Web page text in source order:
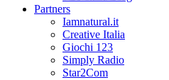
Partners
Iamnatural.it
Creative Italia
Giochi 123
Simply Radio
Star2Com